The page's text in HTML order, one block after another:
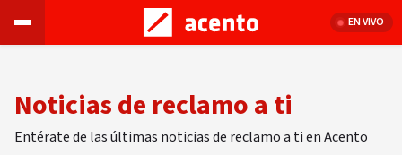
EN VIVO
Noticias de reclamo a ti
Entérate de las últimas noticias de reclamo a ti en Acento